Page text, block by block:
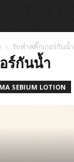
รับทำสติ๊กเกอร์กันน้ำ
ร์กันน้ำ
SEBIUM LOTION